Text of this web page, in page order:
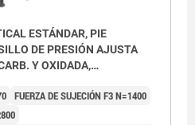
ESTÁNDAR, PIE
DE PRESIÓN AJUSTA
Y OXIDADA,
FUERZA DE SUJECIÓN F3 N=1400